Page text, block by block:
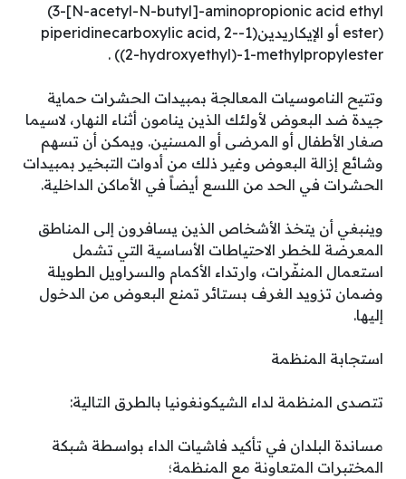
(3-[N-acetyl-N-butyl]-aminopropionic acid ethyl
ester) أو الإيكاريدين(1-piperidinecarboxylic acid, 2-
(2-hydroxyethyl)-1-methylpropylester) .
وتتيح الناموسيات المعالجة بمبيدات الحشرات حماية
جيدة ضد البعوض لأولئك الذين ينامون أثناء النهار، لاسيما
صغار الأطفال أو المرضى أو المسنين. ويمكن أن تسهم
وشائع إزالة البعوض وغير ذلك من أدوات التبخير بمبيدات
الحشرات في الحد من اللسع أيضاً في الأماكن الداخلية.
وينبغي أن يتخذ الأشخاص الذين يسافرون إلى المناطق
المعرضة للخطر الاحتياطات الأساسية التي تشمل
استعمال المنفّرات، وارتداء الأكمام والسراويل الطويلة
وضمان تزويد الغرف بستائر تمنع البعوض من الدخول
إليها.
استجابة المنظمة
تتصدى المنظمة لداء الشيكونغونيا بالطرق التالية:
مساندة البلدان في تأكيد فاشيات الداء بواسطة شبكة
المختبرات المتعاونة مع المنظمة؛